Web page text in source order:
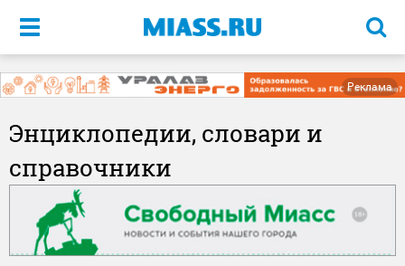
Меню
Реклама
Энциклопедии, словари и
справочники